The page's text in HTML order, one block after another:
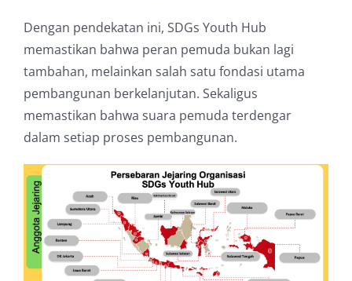
Dengan pendekatan ini, SDGs Youth Hub
memastikan bahwa peran pemuda bukan lagi
tambahan, melainkan salah satu fondasi utama
pembangunan berkelanjutan. Sekaligus
memastikan bahwa suara pemuda terdengar
dalam setiap proses pembangunan.